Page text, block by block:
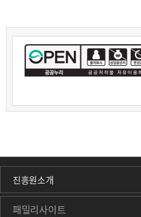
진흥원소개
패밀리사이트